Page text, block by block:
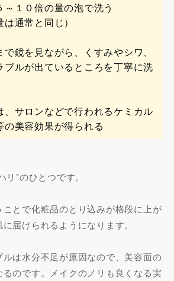
～１０倍の量の泡で洗う
は通常と同じ）
で鏡を見ながら、くすみやシワ、
ブルが出ているところを丁寧に洗
、サロンなどで行われるケミカル
の美容効果が得られる
”のひとつです。
とで化粧品のとり込みが格段に上が
届けられるようになります。
は水分不足が原因なので、美容面の
のです。メイクのノリも良くなる実